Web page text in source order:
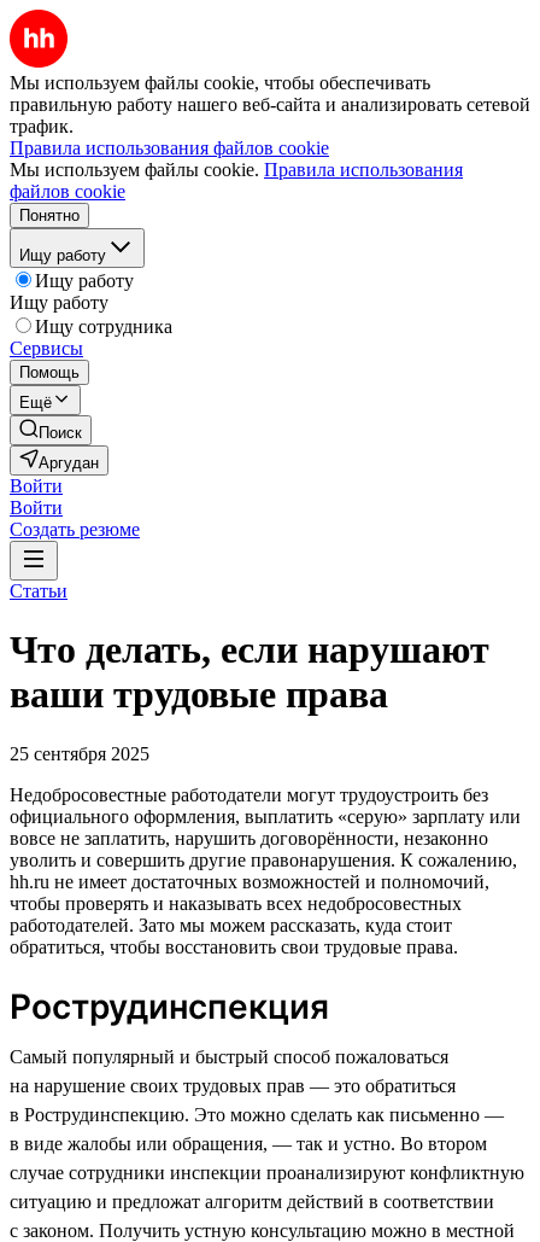
Мы используем файлы cookie, чтобы обеспечивать
правильную работу нашего веб-сайта и анализировать сетевой
трафик.
Правила использования файлов cookie
Мы используем файлы cookie. Правила использования
файлов cookie
Понятно
Ищу работу
Ищу работу
Ищу работу
Ищу сотрудника
Сервисы
Помощь
Ещё
Поиск
Аргудан
Войти
Войти
Создать резюме
Статьи
Что делать, если нарушают
ваши трудовые права
25 сентября 2025
Недобросовестные работодатели могут трудоустроить без
официального оформления, выплатить «серую» зарплату или
вовсе не заплатить, нарушить договорённости, незаконно
уволить и совершить другие правонарушения. К сожалению,
hh.ru не имеет достаточных возможностей и полномочий,
чтобы проверять и наказывать всех недобросовестных
работодателей. Зато мы можем рассказать, куда стоит
обратиться, чтобы восстановить свои трудовые права.
Рострудинспекция
Cамый популярный и быстрый способ пожаловаться
на нарушение своих трудовых прав — это обратиться
в Рострудинспекцию. Это можно сделать как письменно —
в виде жалобы или обращения, — так и устно. Во втором
случае сотрудники инспекции проанализируют конфликтную
ситуацию и предложат алгоритм действий в соответствии
с законом. Получить устную консультацию можно в местной